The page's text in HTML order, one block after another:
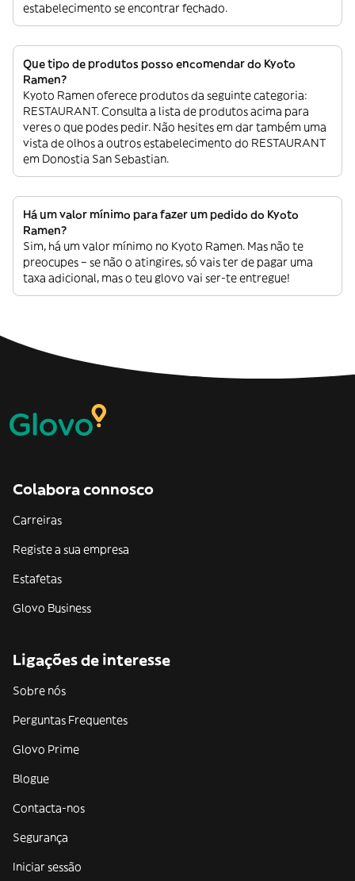
estabelecimento se encontrar fechado.
Que tipo de produtos posso encomendar do Kyoto
Ramen?
Kyoto Ramen oferece produtos da seguinte categoria:
RESTAURANT. Consulta a lista de produtos acima para
veres o que podes pedir. Não hesites em dar também uma
vista de olhos a outros estabelecimento do RESTAURANT
em Donostia San Sebastian.
Há um valor mínimo para fazer um pedido do Kyoto
Ramen?
Sim, há um valor mínimo no Kyoto Ramen. Mas não te
preocupes – se não o atingires, só vais ter de pagar uma
taxa adicional, mas o teu glovo vai ser-te entregue!
Colabora connosco
Carreiras
Registe a sua empresa
Estafetas
Glovo Business
Ligações de interesse
Sobre nós
Perguntas Frequentes
Glovo Prime
Blogue
Contacta-nos
Segurança
Iniciar sessão